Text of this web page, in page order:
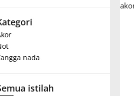
Deutsch
Español
nada
istilah